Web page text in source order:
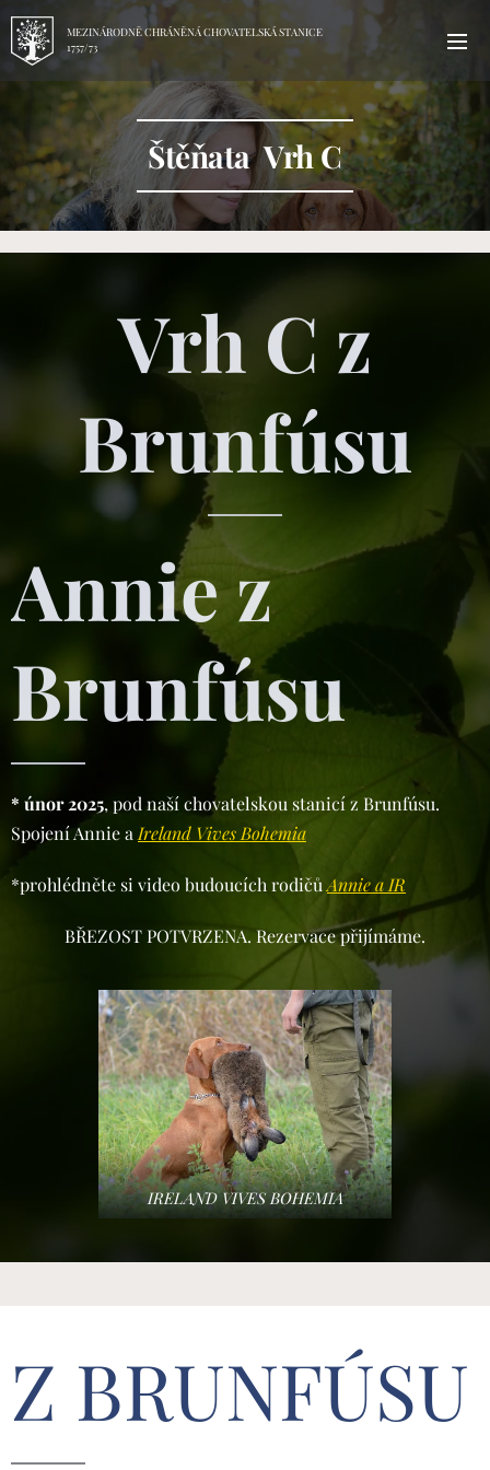
MEZINÁRODNĚ CHRÁNĚNÁ CHOVATELSKÁ STANICE
1757/73
Štěňata Vrh C
Vrh C z
Brunfúsu
Annie z
Brunfúsu
* únor 2025, pod naší chovatelskou stanicí z Brunfúsu.
Spojení Annie a Ireland Vives Bohemia
*prohlédněte si video budoucích rodičů Annie a IR
BŘEZOST POTVRZENA. Rezervace přijímáme.
IRELAND VIVES BOHEMIA
Z BRUNFÚSU